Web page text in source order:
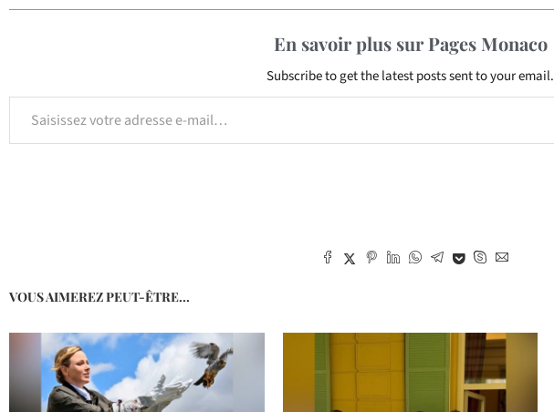
En savoir plus sur Pages Monaco
Subscribe to get the latest posts sent to your email.
VOUS AIMEREZ PEUT-ÊTRE...